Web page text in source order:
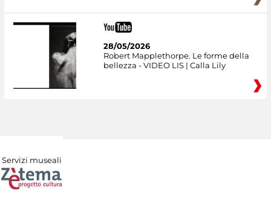
28/05/2026
Robert Mapplethorpe. Le forme della
bellezza - VIDEO LIS | Calla Lily
Servizi museali